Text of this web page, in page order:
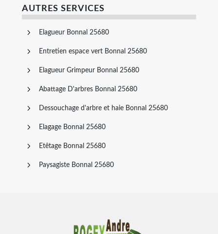
AUTRES SERVICES
Elagueur Bonnal 25680
Entretien espace vert Bonnal 25680
Elagueur Grimpeur Bonnal 25680
Abattage D'arbres Bonnal 25680
Dessouchage d'arbre et haie Bonnal 25680
Elagage Bonnal 25680
Etêtage Bonnal 25680
Paysagiste Bonnal 25680